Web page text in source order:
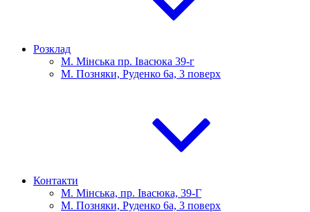
Розклад
М. Мінська пр. Івасюка 39-г
М. Позняки, Руденко 6а, 3 поверх
Контакти
М. Мінська, пр. Івасюка, 39-Г
М. Позняки, Руденко 6а, 3 поверх